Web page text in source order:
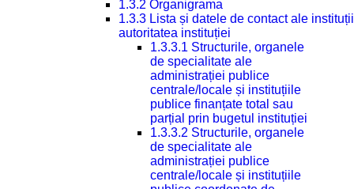
1.3.2 Organigrama
1.3.3 Lista și datele de contact ale
autoritatea instituției
1.3.3.1 Structurile, organele
de specialitate ale
administrației publice
centrale/locale și instituțiile
publice finanțate total sau
parțial prin bugetul instituției
1.3.3.2 Structurile, organele
de specialitate ale
administrației publice
centrale/locale și instituțiile